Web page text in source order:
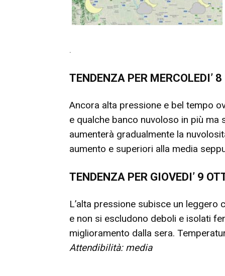
.
TENDENZA PER MERCOLEDI’
Ancora alta pressione e bel tempo
e qualche banco nuvoloso in più ma
aumenterà gradualmente la
aumento e superiori alla media
TENDENZA PER GIOVEDI’ 9
L’alta pressione subisce un
e non si escludono deboli e isolati
miglioramento dalla sera.
Attendibilità: media